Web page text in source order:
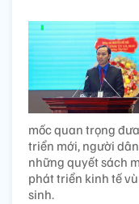
mốc quan trọng
triển mới, người
những quyết sách
phát triển kinh tế
sinh.